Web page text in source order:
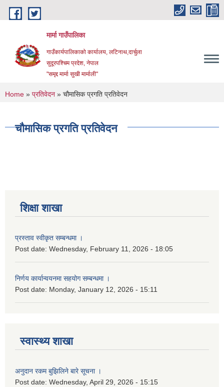
Skip to main content
मार्मा गाउँपालिका
गाउँकार्यपालिकाको कार्यालय, लटिनाथ,दार्चुला
सुदूरपश्चिम प्रदेश, नेपाल
"समृद्द मार्मा सुखी मार्माली"
You are here
Home » प्रतिवेदन » चौमासिक प्रगति प्रतिवेदन
चौमासिक प्रगति प्रतिवेदन
शिक्षा शाखा
प्रस्ताव स्वीकृत सम्बन्धमा ।
Post date: Wednesday, February 11, 2026 - 18:05
निर्णय कार्यान्वयनमा सहयोग सम्बन्धमा ।
Post date: Monday, January 12, 2026 - 15:11
स्वास्थ्य शाखा
अनुदान रकम बुझिलिने बारे सूचना ।
Post date: Wednesday, April 29, 2026 - 15:15